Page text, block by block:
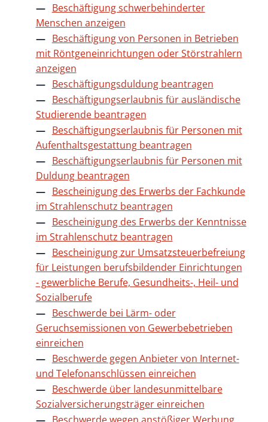
Beschäftigung schwerbehinderter
Menschen anzeigen
Beschäftigung von Personen in Betrieben
mit Röntgeneinrichtungen oder Störstrahlern
anzeigen
Beschäftigungsduldung beantragen
Beschäftigungserlaubnis für ausländische
Studierende beantragen
Beschäftigungserlaubnis für Personen mit
Aufenthaltsgestattung beantragen
Beschäftigungserlaubnis für Personen mit
Duldung beantragen
Bescheinigung des Erwerbs der Fachkunde
im Strahlenschutz beantragen
Bescheinigung des Erwerbs der Kenntnisse
im Strahlenschutz beantragen
Bescheinigung zur Umsatzsteuerbefreiung
für Leistungen berufsbildender Einrichtungen
- gewerbliche Berufe, Gesundheits-, Heil- und
Sozialberufe
Beschwerde bei Lärm- oder
Geruchsemissionen von Gewerbebetrieben
einreichen
Beschwerde gegen Anbieter von Internet-
und Telefonanschlüssen einreichen
Beschwerde über landesunmittelbare
Sozialversicherungsträger einreichen